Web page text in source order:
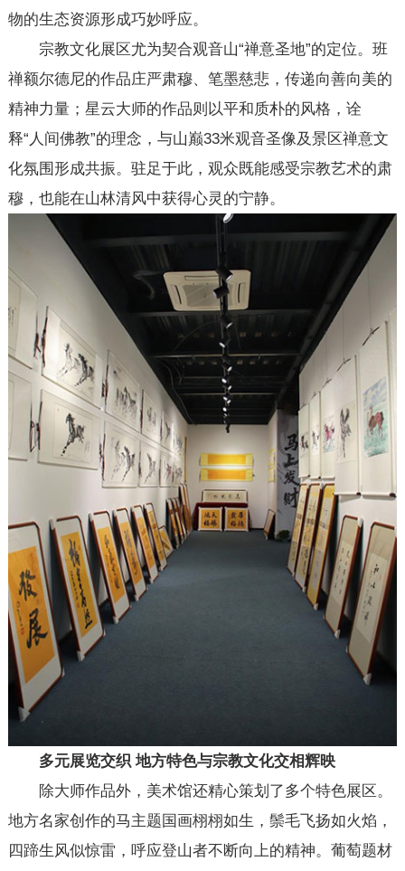
物的生态资源形成巧妙呼应。
宗教文化展区尤为契合观音山“禅意圣地”的定位。班
禅额尔德尼的作品庄严肃穆、笔墨慈悲，传递向善向美的
精神力量；星云大师的作品则以平和质朴的风格，诠
释“人间佛教”的理念，与山巅33米观音圣像及景区禅意文
化氛围形成共振。驻足于此，观众既能感受宗教艺术的肃
穆，也能在山林清风中获得心灵的宁静。
多元展览交织 地方特色与宗教文化交相辉映
除大师作品外，美术馆还精心策划了多个特色展区。
地方名家创作的马主题国画栩栩如生，鬃毛飞扬如火焰，
四蹄生风似惊雷，呼应登山者不断向上的精神。葡萄题材